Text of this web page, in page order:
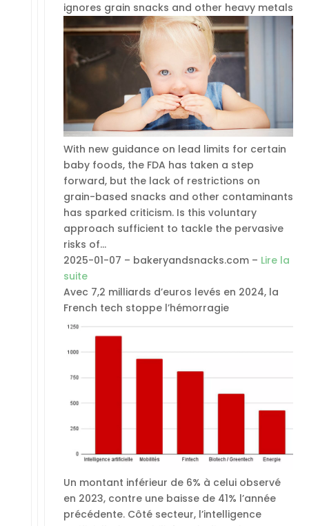
ignores grain snacks and other heavy metals
With new guidance on lead limits for certain
baby foods, the FDA has taken a step
forward, but the lack of restrictions on
grain-based snacks and other contaminants
has sparked criticism. Is this voluntary
approach sufficient to tackle the pervasive
risks of…
2025-01-07 – bakeryandsnacks.com – Lire la
suite
Avec 7,2 milliards d’euros levés en 2024, la
French tech stoppe l’hémorragie
Un montant inférieur de 6% à celui observé
en 2023, contre une baisse de 41% l’année
précédente. Côté secteur, l’intelligence